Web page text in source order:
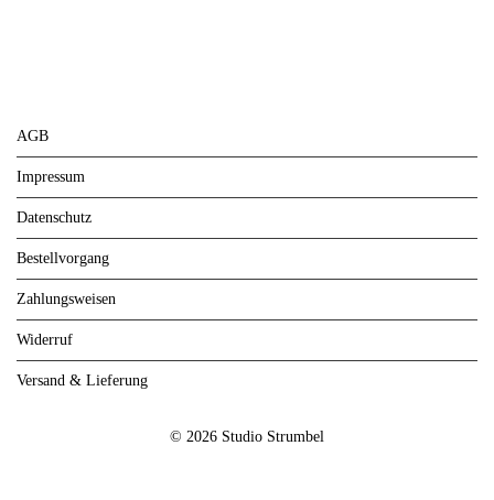
AGB
Impressum
Datenschutz
Bestellvorgang
Zahlungsweisen
Widerruf
Versand & Lieferung
© 2026 Studio Strumbel